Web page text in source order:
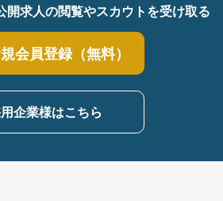
開求人の閲覧やスカウトを受け取る
会員登録（無料）
企業様はこちら